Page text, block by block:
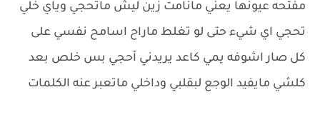
مفتحه عيونها يعني مانامت زين ليش ماتحجي وياي خلي
تحجي اي شيء حتى لو تغلط ماراح اسامح نفسي على
كل صار اشوفه يمي كاعد يريدني أحجي بس خلص بعد
كلشي مايفيد الوجع لبقلبي وداخلي ماتعبر عنه الكلمات